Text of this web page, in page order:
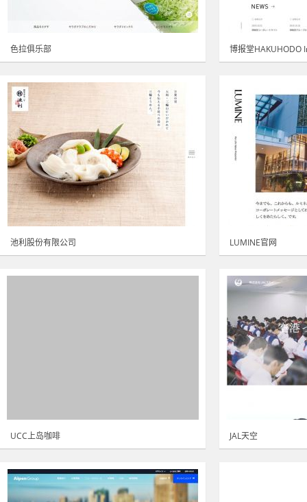
色拉俱乐部 博报堂HAKUHODO
池利股份有限公司 LUMINE官网
UCC上岛咖啡 JAL天空